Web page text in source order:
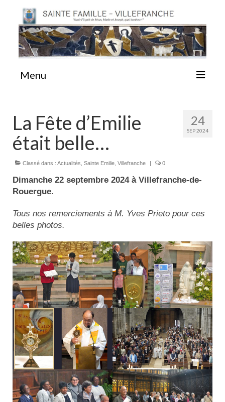
Menu
Sainte Emilie
La Congrégation
La Maison-Mère
Actualités
Tutelle
24
SEP 2024
La Fête d’Emilie
était belle…
Classé dans : Actualités Sainte Emilie Villefranche 0
Dimanche 22 septembre 2024 à Villefranche-de-
Rouergue.
Tous nos remerciements à M. Yves Prieto pour ces
belles photos.